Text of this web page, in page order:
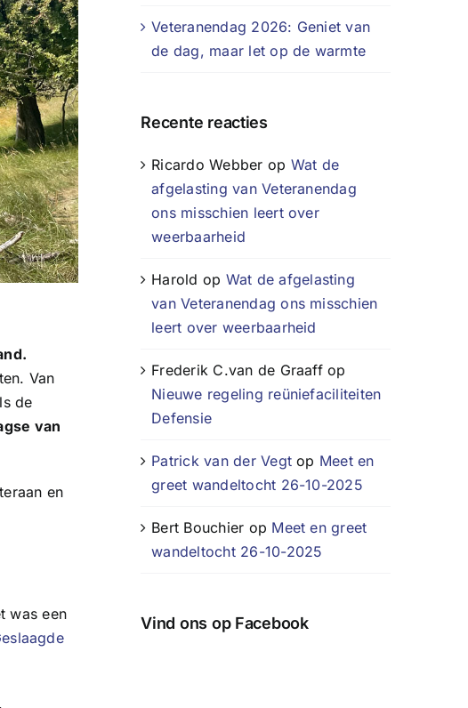
Van
de
van
en
was een
Veteranendag 2026: Geniet van
de dag, maar let op de warmte
Recente reacties
Ricardo Webber op Wat de
afgelasting van Veteranendag
ons misschien leert over
weerbaarheid
Harold op Wat de afgelasting
van Veteranendag ons misschien
leert over weerbaarheid
Frederik C.van de Graaffop
Nieuwe regeling reüniefaciliteiten
Defensie
Patrick van der Vegt op Meet en
greet wandeltocht 26-10-2025
Bert Bouchier op Meet en greet
wandeltocht 26-10-2025
Vind ons op Facebook